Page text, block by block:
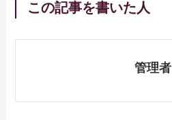
この記事を書いた人
管理者